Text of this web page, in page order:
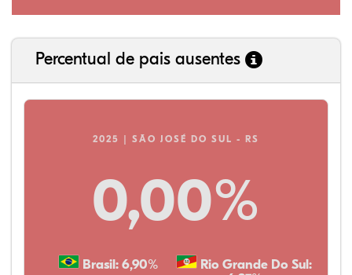
Percentual de pais ausentes
2025 | SÃO JOSÉ DO SUL - RS
0,00%
Brasil: 6,90%
Rio Grande Do Sul: